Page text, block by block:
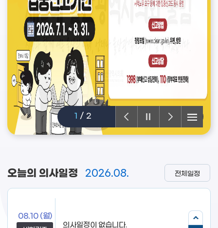
2 /2
오늘의 의사일정 2026.08.
08.10 (월)
의사일정이 없습니다.
전체일정